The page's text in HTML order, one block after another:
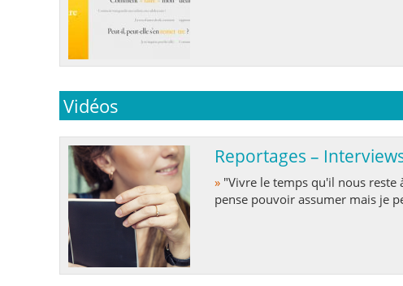
Vidéos
Reportages –
»
pense pouvoir assumer mais je